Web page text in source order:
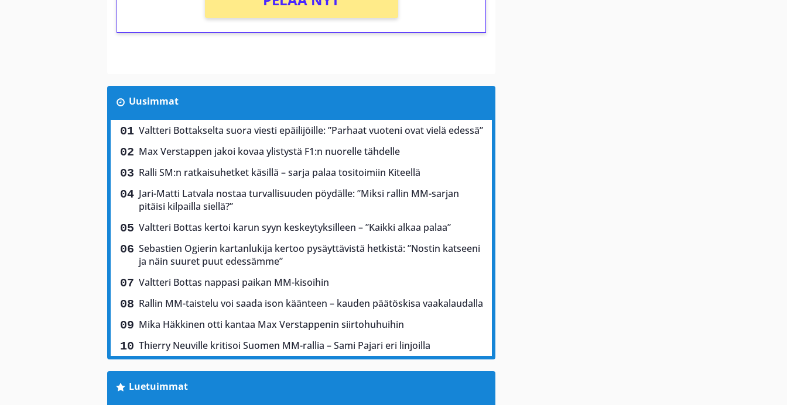
Uusimmat
Valtteri Bottakselta suora viesti epäilijöille: ”Parhaat vuoteni ovat vielä edessä”
Max Verstappen jakoi kovaa ylistystä F1:n nuorelle tähdelle
Ralli SM:n ratkaisuhetket käsillä – sarja palaa tositoimiin Kiteellä
Jari-Matti Latvala nostaa turvallisuuden pöydälle: ”Miksi rallin MM-sarjan
pitäisi kilpailla siellä?”
Valtteri Bottas kertoi karun syyn keskeytyksilleen – ”Kaikki alkaa palaa”
Sebastien Ogierin kartanlukija kertoo pysäyttävistä hetkistä: ”Nostin katseeni
ja näin suuret puut edessämme”
Valtteri Bottas nappasi paikan MM-kisoihin
Rallin MM-taistelu voi saada ison käänteen – kauden päätöskisa vaakalaudalla
Mika Häkkinen otti kantaa Max Verstappenin siirtohuhuihin
Thierry Neuville kritisoi Suomen MM-rallia – Sami Pajari eri linjoilla
Luetuimmat